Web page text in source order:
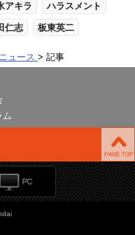
アキラ ハラスメント
仁志 板東英二
ュース 記事
ム